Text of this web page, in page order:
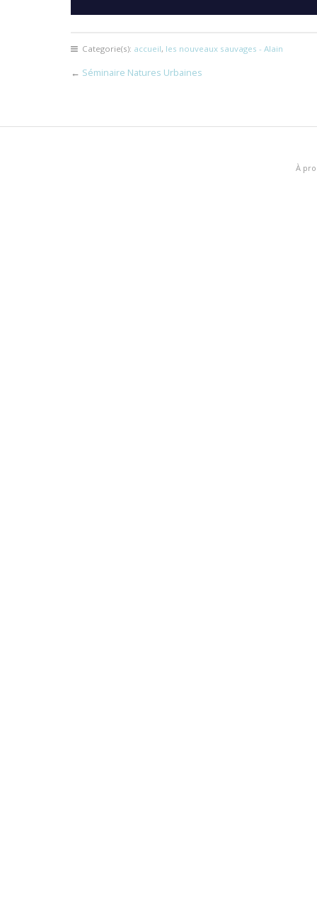
Categorie(s): accueil, les nouveaux sauvages - Alain
← Séminaire Natures Urbaines
À